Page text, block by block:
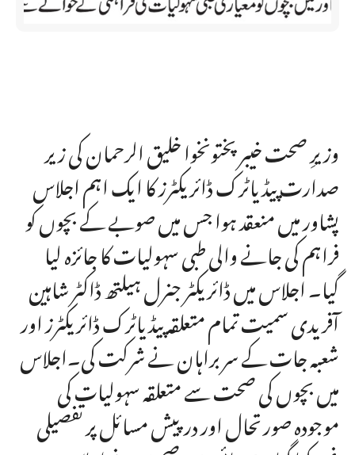
وزیرِ صحت خیبر پختونخوا خلیق الرحمان کی زیر
صدارت پیڈیاٹرک ڈائریکٹرز کا ایک اہم اجلاس
پشاور میں منعقد ہوا جس میں صوبے کے بچوں کو
فراہم کی جانے والی طبی سہولیات کا جائزہ لیا
گیا۔ اجلاس میں ڈائریکٹر جنرل ہیلتھ ڈاکٹر شاہین
آفریدی سمیت تمام متعلقہ پیڈیاٹرک ڈائریکٹرز اور
شعبہ جات کے سربراہان نے شرکت کی۔اجلاس
میں بچوں کی صحت سے متعلقہ سہولیات کی
موجودہ صورتحال اور درپیش مسائل پر تفصیلی